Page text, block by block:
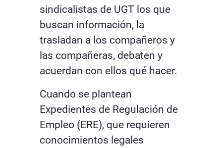
sindicalistas de UGT los que
buscan información, la
trasladan a los compañeros y
las compañeras, debaten y
acuerdan con ellos qué hacer.
Cuando se plantean
Expedientes de Regulación de
Empleo (ERE), que requieren
conocimientos legales